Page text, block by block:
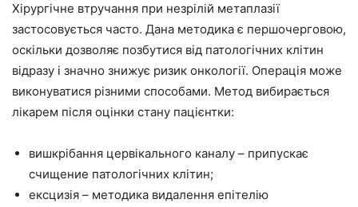
Хірургічне втручання при незрілій метаплазії
застосовується часто. Дана методика є першочерговою,
оскільки дозволяє позбутися від патологічних клітин
відразу і значно знижує ризик онкології. Операція може
виконуватися різними способами. Метод вибирається
лікарем після оцінки стану пацієнтки:
вишкрібання цервікального каналу – припускає
счищение патологічних клітин;
ексцизія – методика видалення епітелію